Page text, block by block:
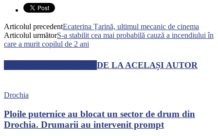
Articolul precedentEcaterina Țarină, ultimul mecanic de cinema
Articolul următorS-a stabilit cea mai probabilă cauză a incendiului în
care a murit copilul de 2 ani
DE LA ACELAȘI AUTOR
Drochia
Ploile puternice au blocat un sector de drum din
Drochia. Drumarii au intervenit prompt